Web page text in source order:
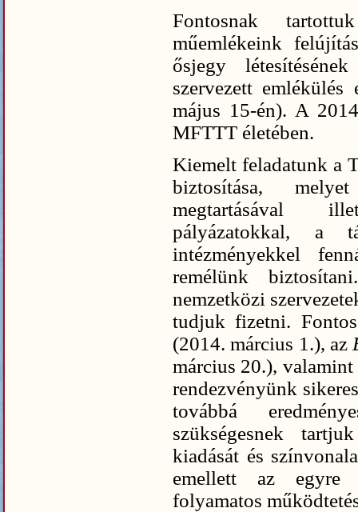
Fontosnak
műemlékeink
ősjegy
szervezett emlékülés
május 15-én). A
MFTTT életében.
Kiemelt feladatunk a
biztosítása,
megtartásával
pályázatokkal, a
intézményekkel
remélünk
nemzetközi
tudjuk fizetni.
(2014. március 1.), az
március 20.), valamint
rendezvényünk
továbbá
szükségesnek
kiadását és
emellett az egyre
folyamatos